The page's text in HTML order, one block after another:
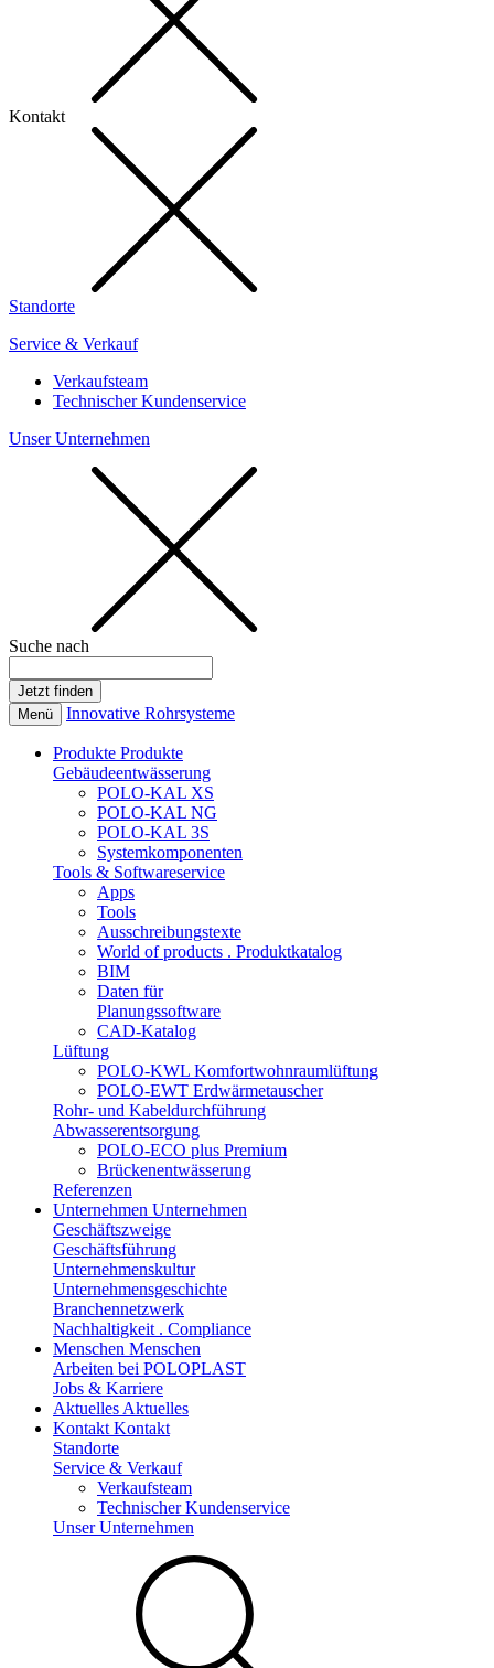
Kontakt
Standorte
Service & Verkauf
Verkaufsteam
Technischer Kundenservice
Unser Unternehmen
Suche nach
Menü Innovative Rohrsysteme
Produkte Produkte
Gebäudeentwässerung
POLO-KAL XS
POLO-KAL NG
POLO-KAL 3S
Systemkomponenten
Tools & Softwareservice
Apps
Tools
Ausschreibungstexte
World of products . Produktkatalog
BIM
Daten für
Planungssoftware
CAD-Katalog
Lüftung
POLO-KWL Komfortwohnraumlüftung
POLO-EWT Erdwärmetauscher
Rohr- und Kabeldurchführung
Abwasserentsorgung
POLO-ECO plus Premium
Brückenentwässerung
Referenzen
Unternehmen Unternehmen
Geschäftszweige
Geschäftsführung
Unternehmenskultur
Unternehmensgeschichte
Branchennetzwerk
Nachhaltigkeit . Compliance
Menschen Menschen
Arbeiten bei POLOPLAST
Jobs & Karriere
Aktuelles Aktuelles
Kontakt Kontakt
Standorte
Service & Verkauf
Verkaufsteam
Technischer Kundenservice
Unser Unternehmen